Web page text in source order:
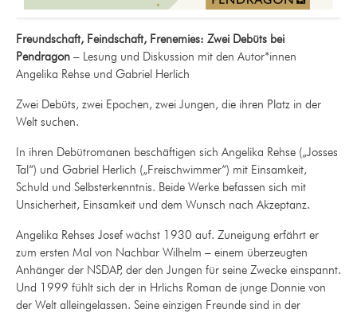
Freundschaft, Feindschaft, Frenemies: Zwei Debüts bei
Pendragon – Lesung und Diskussion mit den Autor*innen
Angelika Rehse und Gabriel Herlich
Zwei Debüts, zwei Epochen, zwei Jungen, die ihren Platz in der
Welt suchen.
In ihren Debütromanen beschäftigen sich Angelika Rehse („Josses
Tal“) und Gabriel Herlich („Freischwimmer“) mit Einsamkeit,
Schuld und Selbsterkenntnis. Beide Werke befassen sich mit
Unsicherheit, Einsamkeit und dem Wunsch nach Akzeptanz.
Angelika Rehses Josef wächst 1930 auf. Zuneigung erfährt er
zum ersten Mal von Nachbar Wilhelm – einem überzeugten
Anhänger der NSDAP, der den Jungen für seine Zwecke einspannt.
Und 1999 fühlt sich der in Hrlichs Roman de junge Donnie von
der Welt alleingelassen. Seine einzigen Freunde sind in der